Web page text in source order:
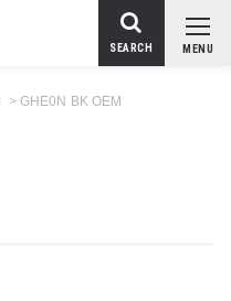
MENU
SEARCH
> GHE0N BK OEM